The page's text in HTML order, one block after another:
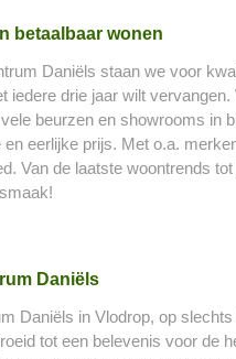
betaalbaar wonen
Daniëls staan we voor
iedere drie jaar wilt
beurzen en showrooms in
en eerlijke prijs. Met o.a.
Van de laatste woontrends
Daniëls
Daniëls in Vlodrop, op
tot een belevenis voor de